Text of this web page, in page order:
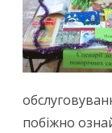
побіжно